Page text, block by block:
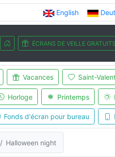
English
ÉCRANS DE VEILLE GRATUITS
Vacances Saint-
Horloge Printemps
Fonds d'écran pour bureau
Halloween night